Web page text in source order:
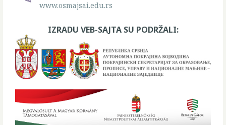
www.osmajsai.edu.rs
IZRADU VEB-SAJTA SU PODRŽALI: